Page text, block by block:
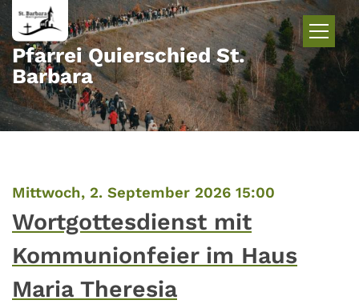
Zum Inhalt springen
Pfarrei Quierschied St.
Barbara
Mittwoch, 2. September 2026 15:00
Wortgottesdienst mit
Kommunionfeier im Haus
Maria Theresia